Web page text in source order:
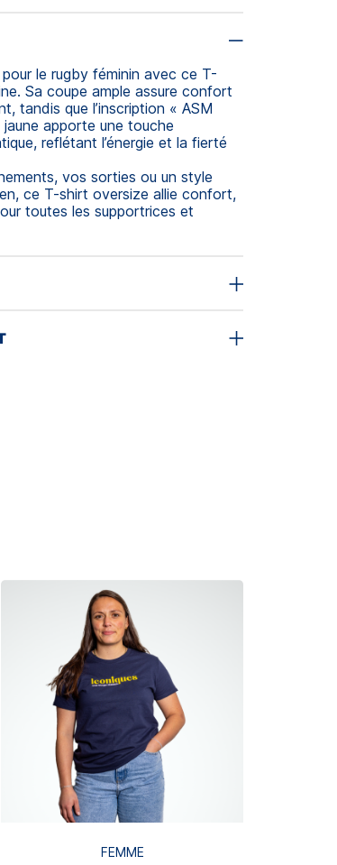
le rugby féminin avec ce T-
Sa coupe ample assure confort
tandis que l’inscription « ASM
apporte une touche
reflétant l’énergie et la fierté
vos sorties ou un style
ce T-shirt oversize allie confort,
toutes les supportrices et
FEMME